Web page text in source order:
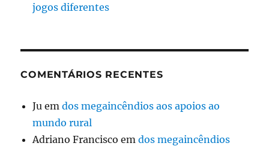
jogos diferentes
COMENTÁRIOS RECENTES
Ju emdos megaincêndios aos apoios ao
mundo rural
Adriano Francisco emdos megaincêndios